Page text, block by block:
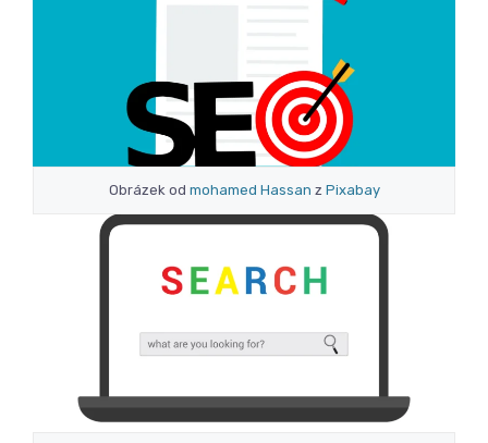
Obrázek od mohamed Hassan z Pixabay